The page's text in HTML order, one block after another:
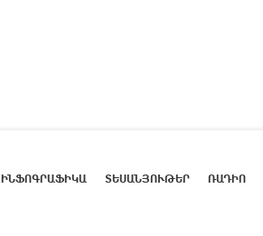
ԻՆՖՈԳՐԱՖԻԿԱ ՏԵՍԱՆՅՈՒԹԵՐ ՌԱԴԻՈ